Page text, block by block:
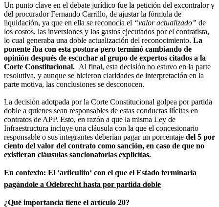
Un punto clave en el debate jurídico fue la petición del excontralor y
del procurador Fernando Carrillo, de ajustar la fórmula de
liquidación, ya que en ella se reconocía el “valor actualizado” de
los costos, las inversiones y los gastos ejecutados por el contratista,
lo cual generaba una doble actualización del reconocimiento. La
ponente iba con esta postura pero terminó cambiando de
opinión después de escuchar al grupo de expertos citados a la
Corte Constitucional. Al final, esta decisión no estuvo en la parte
resolutiva, y aunque se hicieron claridades de interpretación en la
parte motiva, las conclusiones se desconocen.
La decisión adotpada por la Corte Constitucional golpea por partida
doble a quienes sean responsables de estas conductas ilícitas en
contratos de APP. Esto, en razón a que la misma Ley de
Infraestructura incluye una cláusula con la que el concesionario
responsable o sus integrantes deberían pagar un porcentaje del 5 por
ciento del valor del contrato como sanción, en caso de que no
existieran cláusulas sancionatorias explícitas.
En contexto: El ‘articulito‘ con el que el Estado terminaría
pagándole a Odebrecht hasta por partida doble
¿Qué importancia tiene el artículo 20?